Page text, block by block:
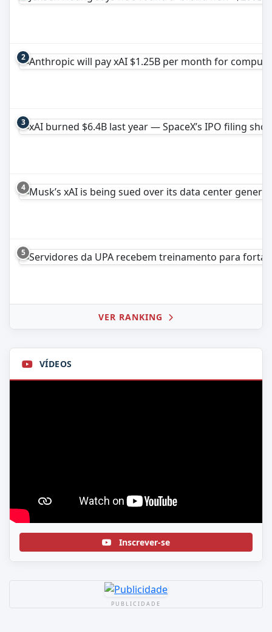
2
3
4
5
VER RANKING
VÍDEOS
Inscrever-se
PUBLICIDADE